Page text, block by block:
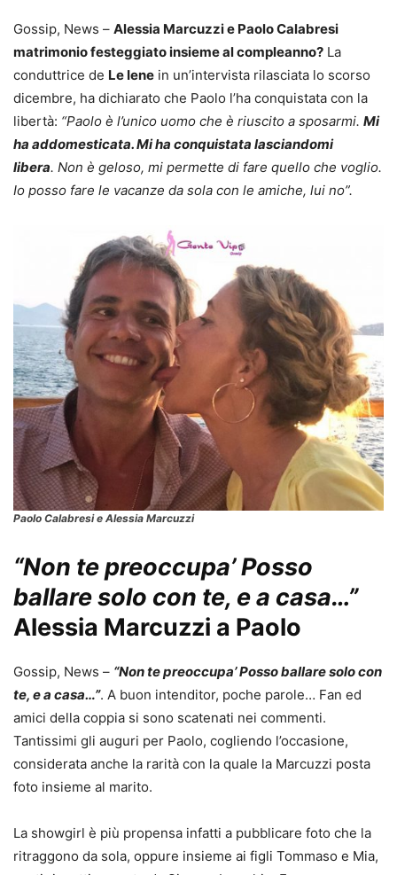
Gossip, News – Alessia Marcuzzi e Paolo Calabresi
matrimonio festeggiato insieme al compleanno? La
conduttrice de Le Iene in un’intervista rilasciata lo scorso
dicembre, ha dichiarato che Paolo l’ha conquistata con la
libertà: “Paolo è l’unico uomo che è riuscito a sposarmi. Mi
ha addomesticata. Mi ha conquistata lasciandomi
libera. Non è geloso, mi permette di fare quello che voglio.
Io posso fare le vacanze da sola con le amiche, lui no”.
Paolo Calabresi e Alessia Marcuzzi
“Non te preoccupa’ Posso
ballare solo con te, e a casa…”
Alessia Marcuzzi a Paolo
Gossip, News – “Non te preoccupa’ Posso ballare solo con
te, e a casa…”. A buon intenditor, poche parole… Fan ed
amici della coppia si sono scatenati nei commenti.
Tantissimi gli auguri per Paolo, cogliendo l’occasione,
considerata anche la rarità con la quale la Marcuzzi posta
foto insieme al marito.
La showgirl è più propensa infatti a pubblicare foto che la
ritraggono da sola, oppure insieme ai figli Tommaso e Mia,